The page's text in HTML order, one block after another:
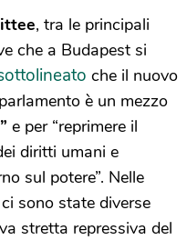
, tra le principali
che a Budapest si
che il nuovo
è un mezzo
e per “reprimere il
diritti umani e
sul potere”. Nelle
sono state diverse
stretta repressiva del